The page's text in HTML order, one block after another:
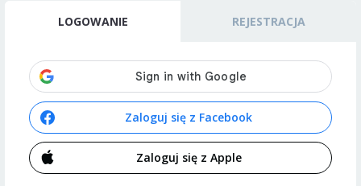
LOGOWANIE REJESTRACJA
Zaloguj się z Facebook
Zaloguj się z Apple